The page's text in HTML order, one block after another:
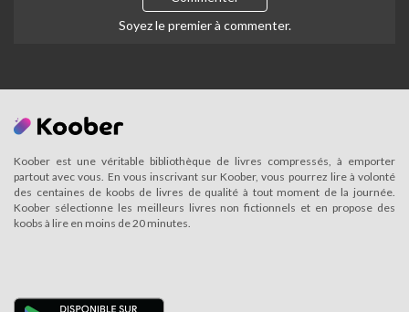
Soyez le premier à commenter.
Koober est une véritable bibliothèque de livres compressés, à emporter
partout avec vous. En vous inscrivant sur Koober, vous pourrez lire à volonté
des centaines de koobs de livres de qualité à tout moment de la journée.
Koober sélectionne les meilleurs livres non fictionnels et en propose des
koobs à lire en moins de 20 minutes.